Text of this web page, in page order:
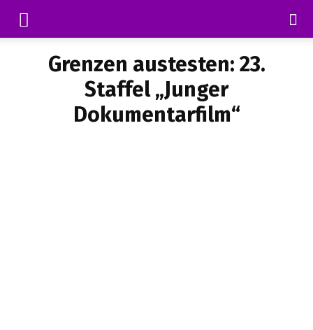
Grenzen austesten: 23.
Staffel „Junger
Dokumentarfilm“